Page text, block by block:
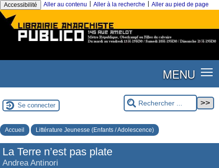
Accessibilité Aller au contenu Aller à la recherche Aller au pied de page
MENU
Se connecter
Accueil Littérature Jeunesse (Enfants / Adolescence)
La Terre n’est pas plate
Andrea Antinori